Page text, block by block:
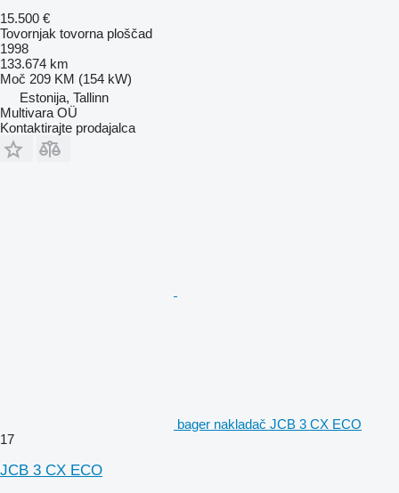
15.500 €
Tovornjak tovorna ploščad
1998
133.674 km
Moč 209 KM (154 kW)
Estonija, Tallinn
Multivara OÜ
Kontaktirajte prodajalca
bager nakladač JCB 3 CX ECO
17
JCB 3 CX ECO